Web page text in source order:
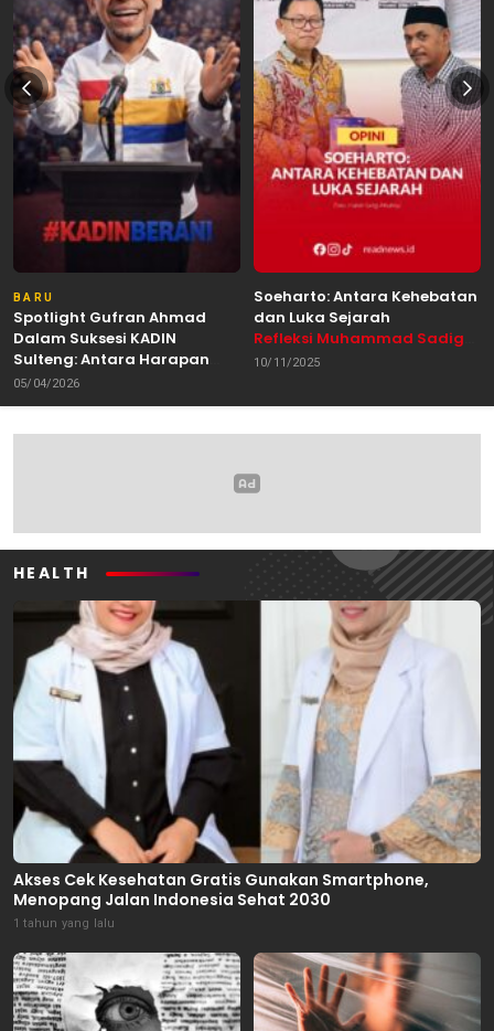
BARU
Spotlight Gufran Ahmad
Dalam Suksesi KADIN
Sulteng: Antara Harapan
dan Kebutuhan Perubahan
Oleh: Anshar Munir
05/04/2026
Soeharto: Antara Kehebatan
dan Luka Sejarah
Refleksi Muhammad Sadig
Alhabsyie, Akademisi UIN
Pemerhati Gerakan
10/11/2025
HEALTH
Akses Cek Kesehatan Gratis Gunakan Smartphone,
Menopang Jalan Indonesia Sehat 2030
1 tahun yang lalu